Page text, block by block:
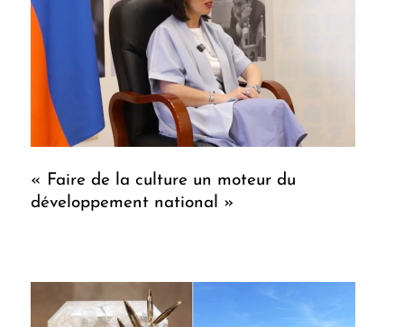
« Faire de la culture un moteur du
développement national »